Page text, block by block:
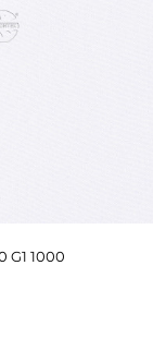
G1 1000